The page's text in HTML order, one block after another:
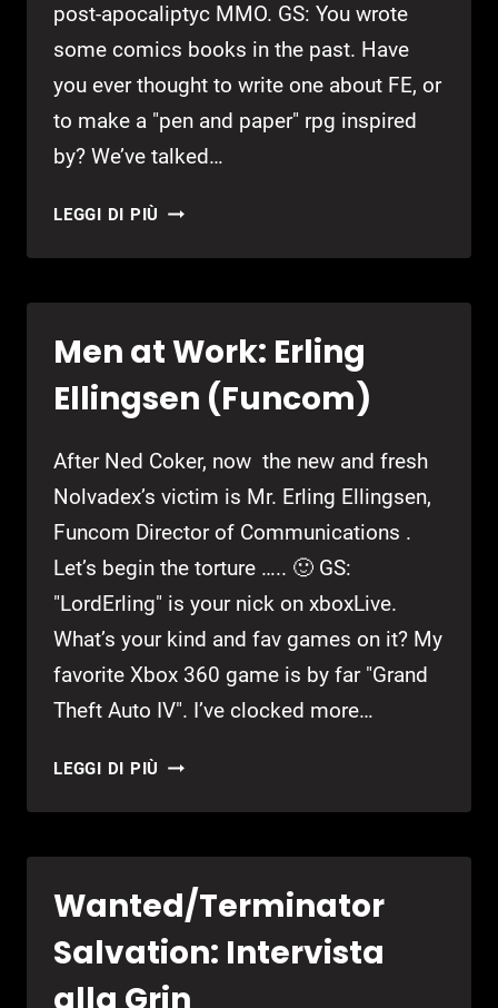
post-apocaliptyc MMO. GS: You wrote
some comics books in the past. Have
you ever thought to write one about FE, or
to make a "pen and paper" rpg inspired
by? We’ve talked…
LEGGI DI PIÙ MEN
WORK:
(FALLEN
EARTH
LLC)
Men at Work: Erling
Ellingsen (Funcom)
After Ned Coker, now the new and fresh
Nolvadex’s victim is Mr. Erling Ellingsen,
Funcom Director of Communications .
Let’s begin the torture ….. 🙂 GS:
"LordErling" is your nick on xboxLive.
What’s your kind and fav games on it? My
favorite Xbox 360 game is by far "Grand
Theft Auto IV". I’ve clocked more…
LEGGI DI PIÙ MEN
WORK:
(FUNCOM)
Wanted/Terminator
Salvation: Intervista